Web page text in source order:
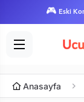
🎮 Eski
Anasayfa